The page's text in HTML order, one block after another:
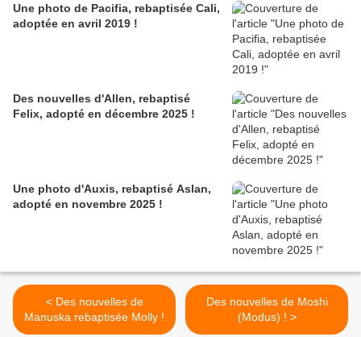
Une photo de Pacifia, rebaptisée Cali,
adoptée en avril 2019 !
Des nouvelles d'Allen, rebaptisé
Felix, adopté en décembre 2025 !
Une photo d'Auxis, rebaptisé Aslan,
adopté en novembre 2025 !
< Des nouvelles de
Manuska rebaptisée Molly !
Des nouvelles de Moshi
(Modus) ! >